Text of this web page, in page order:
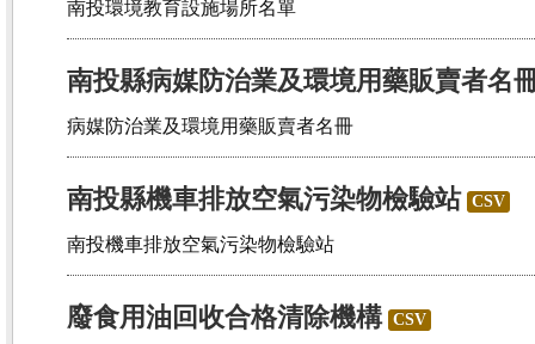
南投環境教育設施場所名單
南投縣病媒防治業及環境用藥販賣者名
病媒防治業及環境用藥販賣者名冊
南投縣機車排放空氣污染物檢驗站 CSV
南投機車排放空氣污染物檢驗站
廢食用油回收合格清除機構 CSV